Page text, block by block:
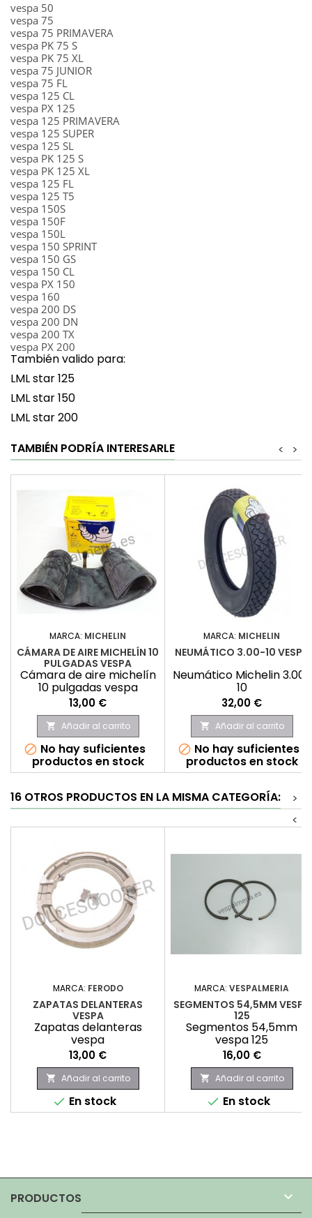
vespa 50
vespa 75
vespa 75 PRIMAVERA
vespa PK 75 S
vespa PK 75 XL
vespa 75 JUNIOR
vespa 75 FL
vespa 125 CL
vespa PX 125
vespa 125 PRIMAVERA
vespa 125 SUPER
vespa 125 SL
vespa PK 125 S
vespa PK 125 XL
vespa 125 FL
vespa 125 T5
vespa 150S
vespa 150F
vespa 150L
vespa 150 SPRINT
vespa 150 GS
vespa 150 CL
vespa PX 150
vespa 160
vespa 200 DS
vespa 200 DN
vespa 200 TX
vespa PX 200
También valido para:
LML star 125
LML star 150
LML star 200
TAMBIÉN PODRÍA INTERESARLE
>
<
MARCA: MICHELIN
CÁMARA DE AIRE MICHELÍN 10
PULGADAS VESPA
Cámara de aire michelín
10 pulgadas vespa
Precio
13,00 €
 Añadir al carrito
 No hay suficientes
productos en stock
MARCA: MICHELIN
NEUMÁTICO 3.00-10 VESPA
Neumático Michelin 3.00-
10
Precio
32,00 €
 Añadir al carrito
 No hay suficientes
productos en stock
16 OTROS PRODUCTOS EN LA MISMA CATEGORÍA:
>
<
MARCA: FERODO
ZAPATAS DELANTERAS
VESPA
Zapatas delanteras
vespa
Precio
13,00 €
 Añadir al carrito
 En stock
MARCA: VESPALMERIA
SEGMENTOS 54,5MM VESPA
125
Segmentos 54,5mm
vespa 125
Precio
16,00 €
 Añadir al carrito
 En stock
PRODUCTOS 